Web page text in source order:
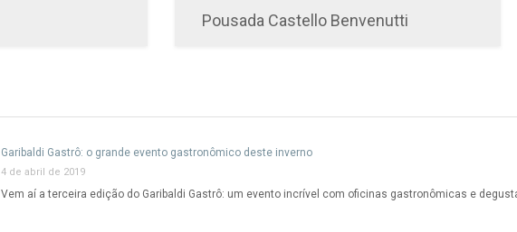
Pousada Castello Benvenutti
Garibaldi Gastrô: o grande evento gastronômico deste inverno
4 de abril de 2019
Vem aí a terceira edição do Garibaldi Gastrô: um evento incrível com oficinas gastronômicas e